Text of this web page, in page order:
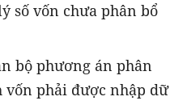
số vốn chưa phân bổ
bộ phương án phân
vốn phải được nhập dữ